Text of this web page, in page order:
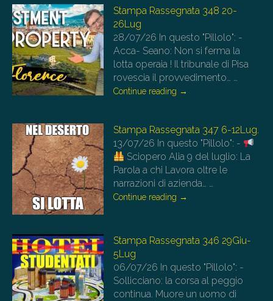
Stampa Rassegnata 348 20-
26Lug
28/07/26 In questo "Pillolo": -
Acca- Seano: Non si ferma la
lotta operaia ! Il tribunale di Pisa
rovescia il provvedimento… …
Continue reading →
Stampa Rassegnata 347 6-12Lug.
13/07/26 In questo "Pillolo": -
Sciopero Alia 9 del luglio: La
Parola a chi Lavora oltre le
narrazioni di azienda… …
Continue reading →
Stampa Rassegnata 346 29Giu-
5Lug
06/07/26 In questo "Pillolo": -
Sollicciano: la corsa al peggio
continua. Muore un uomo di